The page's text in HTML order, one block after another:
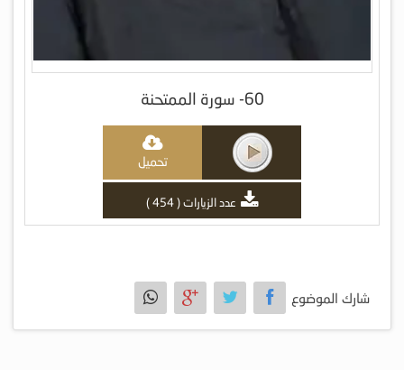
60- سورة الممتحنة
تحميل
عدد الزيارات ( 454 )
شارك الموضوع